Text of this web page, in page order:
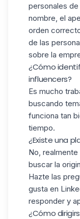
personales
nombre, el
orden
de las
sobre la
¿Cómo
influencers?
Es mucho
buscando
funciona tan
tiempo.
¿Existe una
No,
buscar la
Hazte las
gusta en
responder y
¿Cómo